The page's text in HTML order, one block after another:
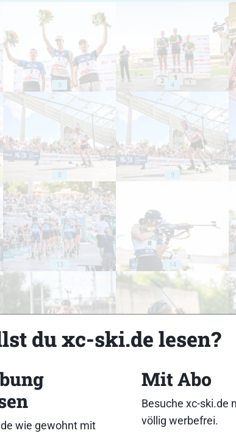
3 4
8 9
13 14
du xc-ski.de lesen?
wie gewohnt mit
Mit Abo
Besuche xc-ski.de
völlig werbefrei.